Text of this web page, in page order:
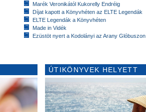
Marék Veronikától Kukorelly Endréig
Díjat kapott a Könyvhéten az ELTE Legendák
ELTE Legendák a Könyvhéten
Made in Vidék
Ezüstöt nyert a Kodolányi az Arany Glóbuszon
ÚTIKÖNYVEK HELYETT